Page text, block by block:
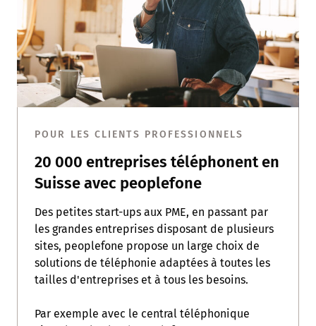
POUR LES CLIENTS PROFESSIONNELS
20 000 entreprises téléphonent en
Suisse avec peoplefone
Des petites start-ups aux PME, en passant par
les grandes entreprises disposant de plusieurs
sites, peoplefone propose un large choix de
solutions de téléphonie adaptées à toutes les
tailles d'entreprises et à tous les besoins.
Par exemple avec le central téléphonique